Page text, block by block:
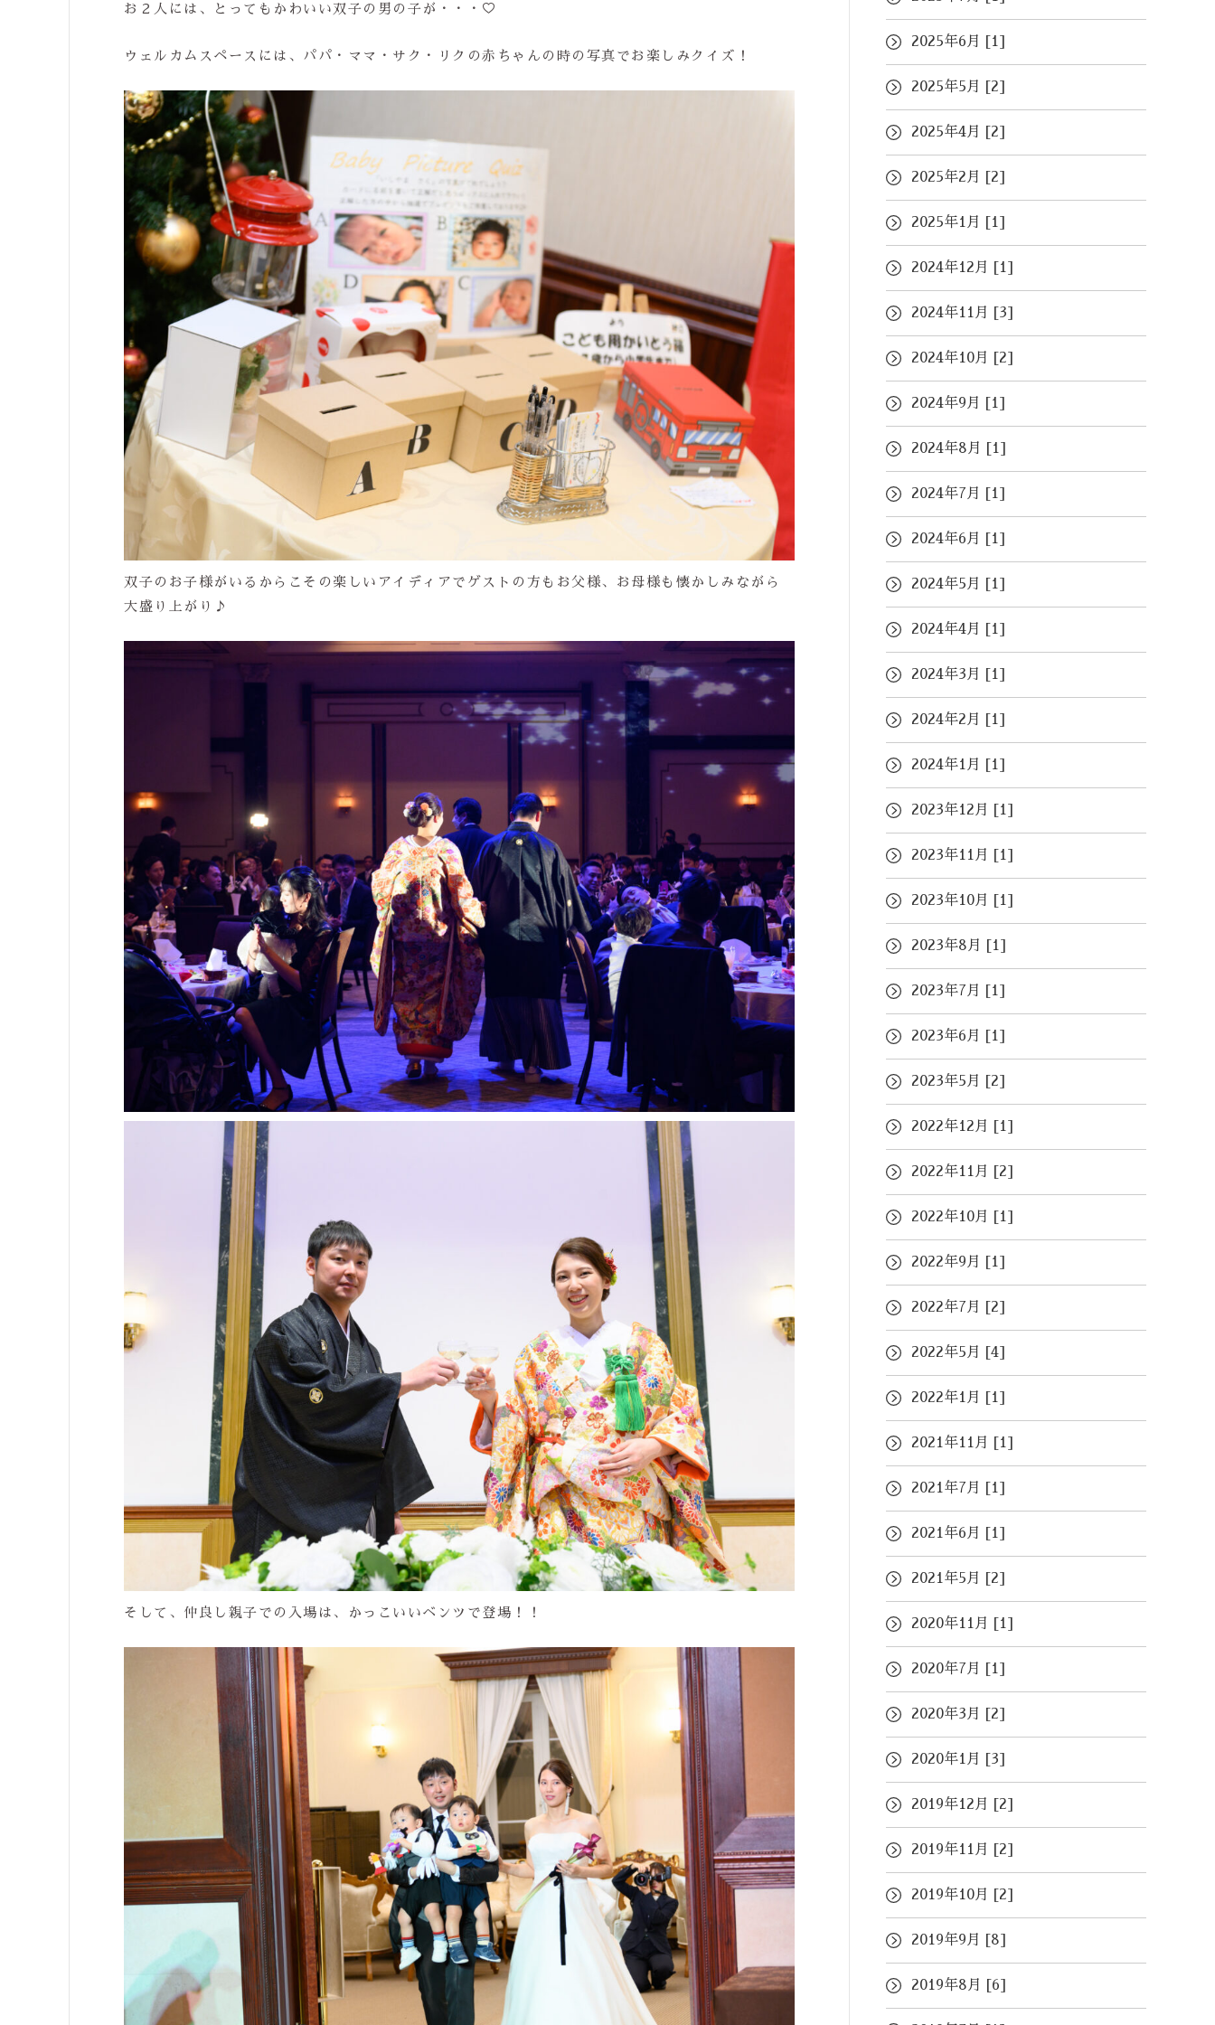
お２人には、とってもかわいい双子の男の子が・・・♡
ウェルカムスペースには、パパ・ママ・サク・リクの赤ちゃんの時の写真でお楽しみクイズ！
双子のお子様がいるからこその楽しいアイディアでゲストの方もお父様、お母様も懐かしみながら
大盛り上がり♪
そして、仲良し親子での入場は、かっこいいベンツで登場！！
2025年6月 [1]
2025年5月 [2]
2025年4月 [2]
2025年2月 [2]
2025年1月 [1]
2024年12月 [1]
2024年11月 [3]
2024年10月 [2]
2024年9月 [1]
2024年8月 [1]
2024年7月 [1]
2024年6月 [1]
2024年5月 [1]
2024年4月 [1]
2024年3月 [1]
2024年2月 [1]
2024年1月 [1]
2023年12月 [1]
2023年11月 [1]
2023年10月 [1]
2023年8月 [1]
2023年7月 [1]
2023年6月 [1]
2023年5月 [2]
2022年12月 [1]
2022年11月 [2]
2022年10月 [1]
2022年9月 [1]
2022年7月 [2]
2022年5月 [4]
2022年1月 [1]
2021年11月 [1]
2021年7月 [1]
2021年6月 [1]
2021年5月 [2]
2020年11月 [1]
2020年7月 [1]
2020年3月 [2]
2020年1月 [3]
2019年12月 [2]
2019年11月 [2]
2019年10月 [2]
2019年9月 [8]
2019年8月 [6]